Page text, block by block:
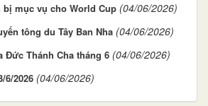
bị mục vụ cho World Cup (04/06/2026)
tông du Tây Ban Nha (04/06/2026)
Đức Thánh Cha tháng 6 (04/06/2026)
6/2026 (04/06/2026)